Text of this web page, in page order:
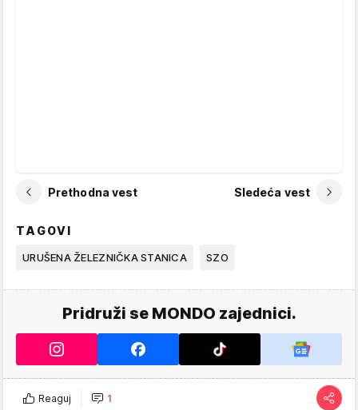
Prethodna vest Sledeća vest
TAGOVI
URUŠENA ŽELEZNIČKA STANICA SZO
Pridruži se MONDO zajednici.
Reaguj 1